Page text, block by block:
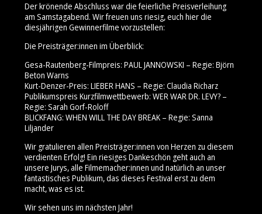
Der krönende Abschluss war die feierliche Preisverleihung
am Samstagabend. Wir freuen uns riesig, euch hier die
diesjährigen Gewinnerfilme vorzustellen:
Die Preisträger:innen im Überblick:
Gesa-Rautenberg-Filmpreis: PAUL JANNOWSKI – Regie: Björn
Beton Warns
Kurt-Denzer-Preis: LIEBER HANS – Regie: Claudia Richarz
Publikumspreis Kurzfilmwettbewerb: WER WAR DR. LEVY? –
Regie: Sarah Gorf-Roloff
BLICKFANG: WHEN WILL THE DAY BREAK – Regie: Sanna
Liljander
Wir gratulieren allen Preisträger:innen von Herzen zu diesem
verdienten Erfolg! Ein riesiges Dankeschön geht auch an
unsere Jurys, alle Filmemacher:innen und natürlich an unser
fantastisches Publikum, das dieses Festival erst zu dem
macht, was es ist.
Wir sehen uns im nächsten Jahr!